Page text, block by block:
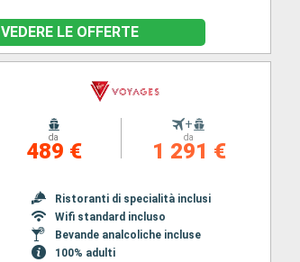
VEDERE LE OFFERTE
da
489 €
+
da
1 291 €
Ristoranti di specialità inclusi
Wifi standard incluso
Bevande analcoliche incluse
100% adulti